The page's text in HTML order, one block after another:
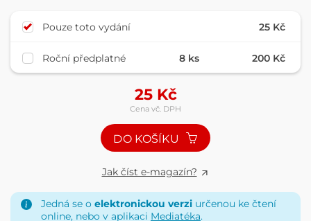
Pouze toto vydání 25 Kč
Roční předplatné 8 ks 200 Kč
25Kč
Cena vč. DPH
DO KOŠÍKU
Jak číst e-magazín?
Jedná se o elektronickou verzi určenou ke čtení
online, nebo v aplikaci Mediatéka.